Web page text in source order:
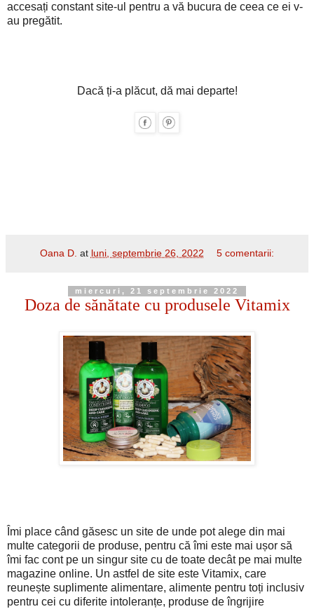
accesați constant site-ul pentru a vă bucura de ceea ce ei v-
au pregătit.
Dacă ți-a plăcut, dă mai departe!
Oana D. at luni, septembrie 26, 2022 5 comentarii:
miercuri, 21 septembrie 2022
Doza de sănătate cu produsele Vitamix
Îmi place când găsesc un site de unde pot alege din mai
multe categorii de produse, pentru că îmi este mai ușor să
îmi fac cont pe un singur site cu de toate decât pe mai multe
magazine online. Un astfel de site este Vitamix, care
reunește suplimente alimentare, alimente pentru toți inclusiv
pentru cei cu diferite intoleranțe, produse de îngrijire